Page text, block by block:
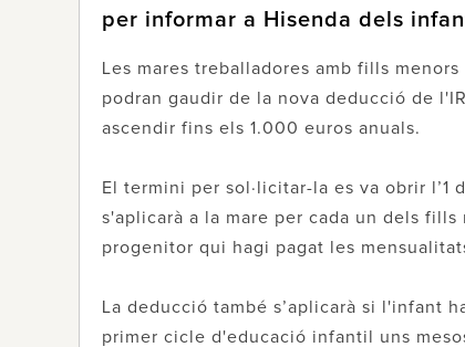
per informar a Hisenda dels
Les mares treballadores amb fills
podran gaudir de la nova deducció de
ascendir fins els 1.000 euros anuals.
El termini per sol·licitar-la es va obrir l’1
s'aplicarà a la mare per cada un dels
progenitor qui hagi pagat les
La deducció també s’aplicarà si l'infant
primer cicle d'educació infantil uns